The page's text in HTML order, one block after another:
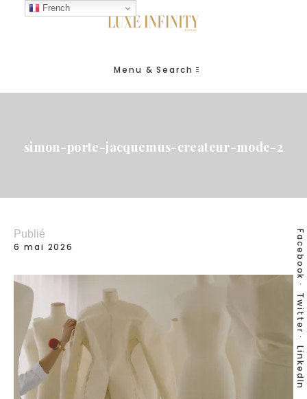
Menu & Search
simon-porte-jacquemus-createur-mode-2
Facebook
Twitter
LinkedIn
Publié
6 mai 2026
French